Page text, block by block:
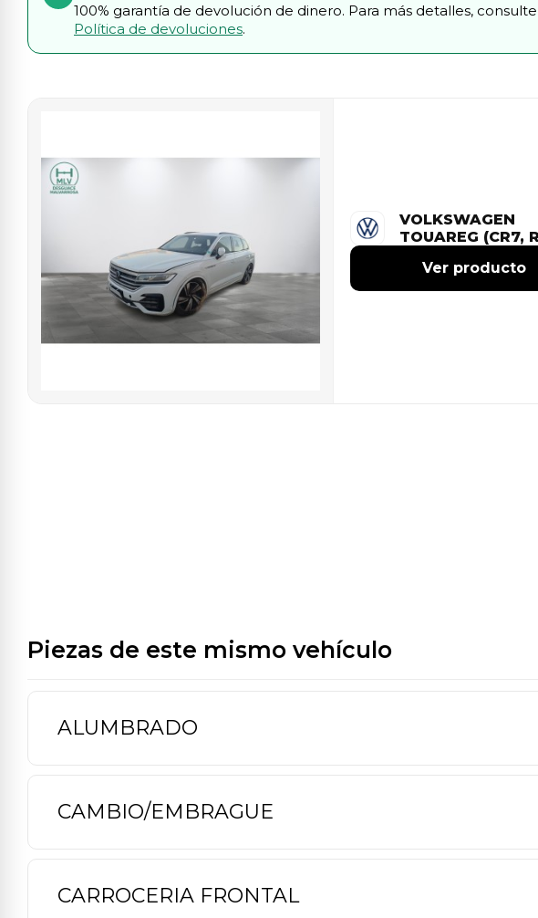
100% garantía de devolución de dinero. Para más detalles,
Política de devoluciones.
VOLKSWAGEN
TOUAREG (CR7,
Ver producto
Piezas de este mismo vehículo
ALUMBRADO
CAMBIO/EMBRAGUE
CARROCERIA FRONTAL